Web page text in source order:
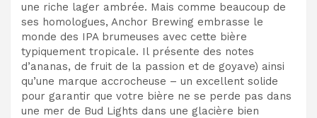
une riche lager ambrée. Mais comme beaucoup de
ses homologues, Anchor Brewing embrasse le
monde des IPA brumeuses avec cette bière
typiquement tropicale. Il présente des notes
d’ananas, de fruit de la passion et de goyave) ainsi
qu’une marque accrocheuse – un excellent solide
pour garantir que votre bière ne se perde pas dans
une mer de Bud Lights dans une glacière bien